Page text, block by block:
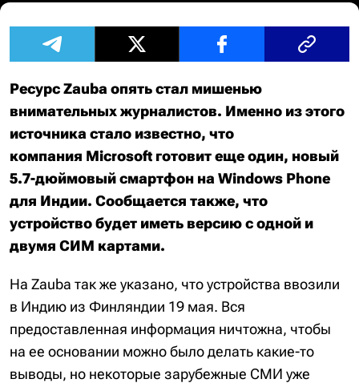
Ресурс Zauba опять стал мишенью
внимательных журналистов. Именно из этого
источника стало известно, что
компания Microsoft готовит еще один, новый
5.7-дюймовый смартфон на Windows Phone
для Индии. Сообщается также, что
устройство будет иметь версию с одной и
двумя СИМ картами.
На Zauba так же указано, что устройства ввозили
в Индию из Финляндии 19 мая. Вся
предоставленная информация ничтожна, чтобы
на ее основании можно было делать какие-то
выводы, но некоторые зарубежные СМИ уже